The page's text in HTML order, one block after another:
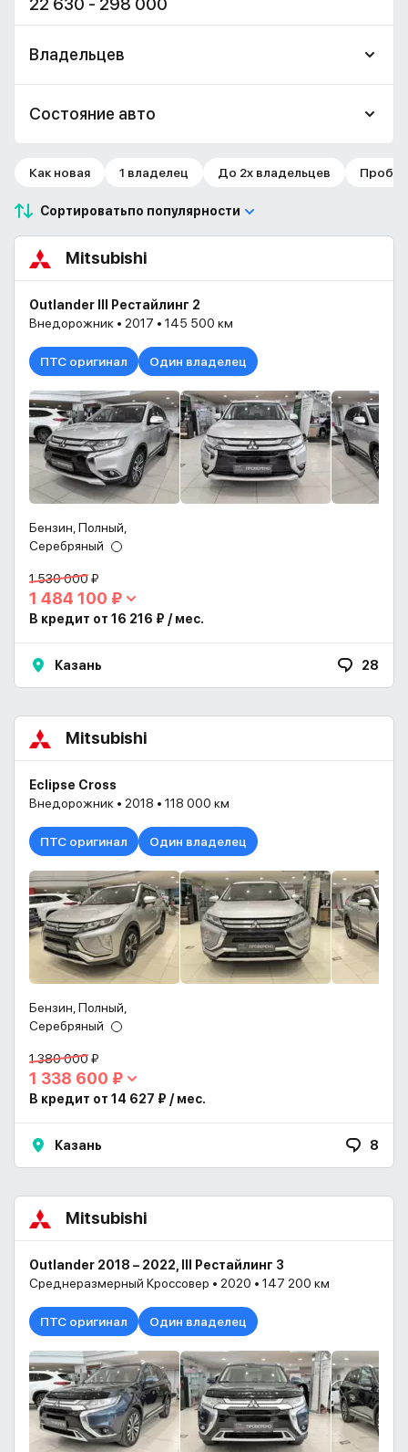
22 630 - 298 000
Владельцев
Состояние авто
Как новая 1 владелец До 2х владельцев
Сортироватьпо популярности
Mitsubishi
Outlander III Рестайлинг 2
Внедорожник • 2017 • 145 500 км
ПТС оригинал Один владелец
Бензин, Полный,
Серебряный
1 530 000 ₽
1 484 100 ₽
В кредит от 16 216 ₽ / мес.
Казань 28
Mitsubishi
Eclipse Cross
Внедорожник • 2018 • 118 000 км
ПТС оригинал Один владелец
Бензин, Полный,
Серебряный
1 380 000 ₽
1 338 600 ₽
В кредит от 14 627 ₽ / мес.
Казань 8
Mitsubishi
Outlander 2018 – 2022, III Рестайлинг 3
Среднеразмерный Кроссовер • 2020 • 147 200 км
ПТС оригинал Один владелец